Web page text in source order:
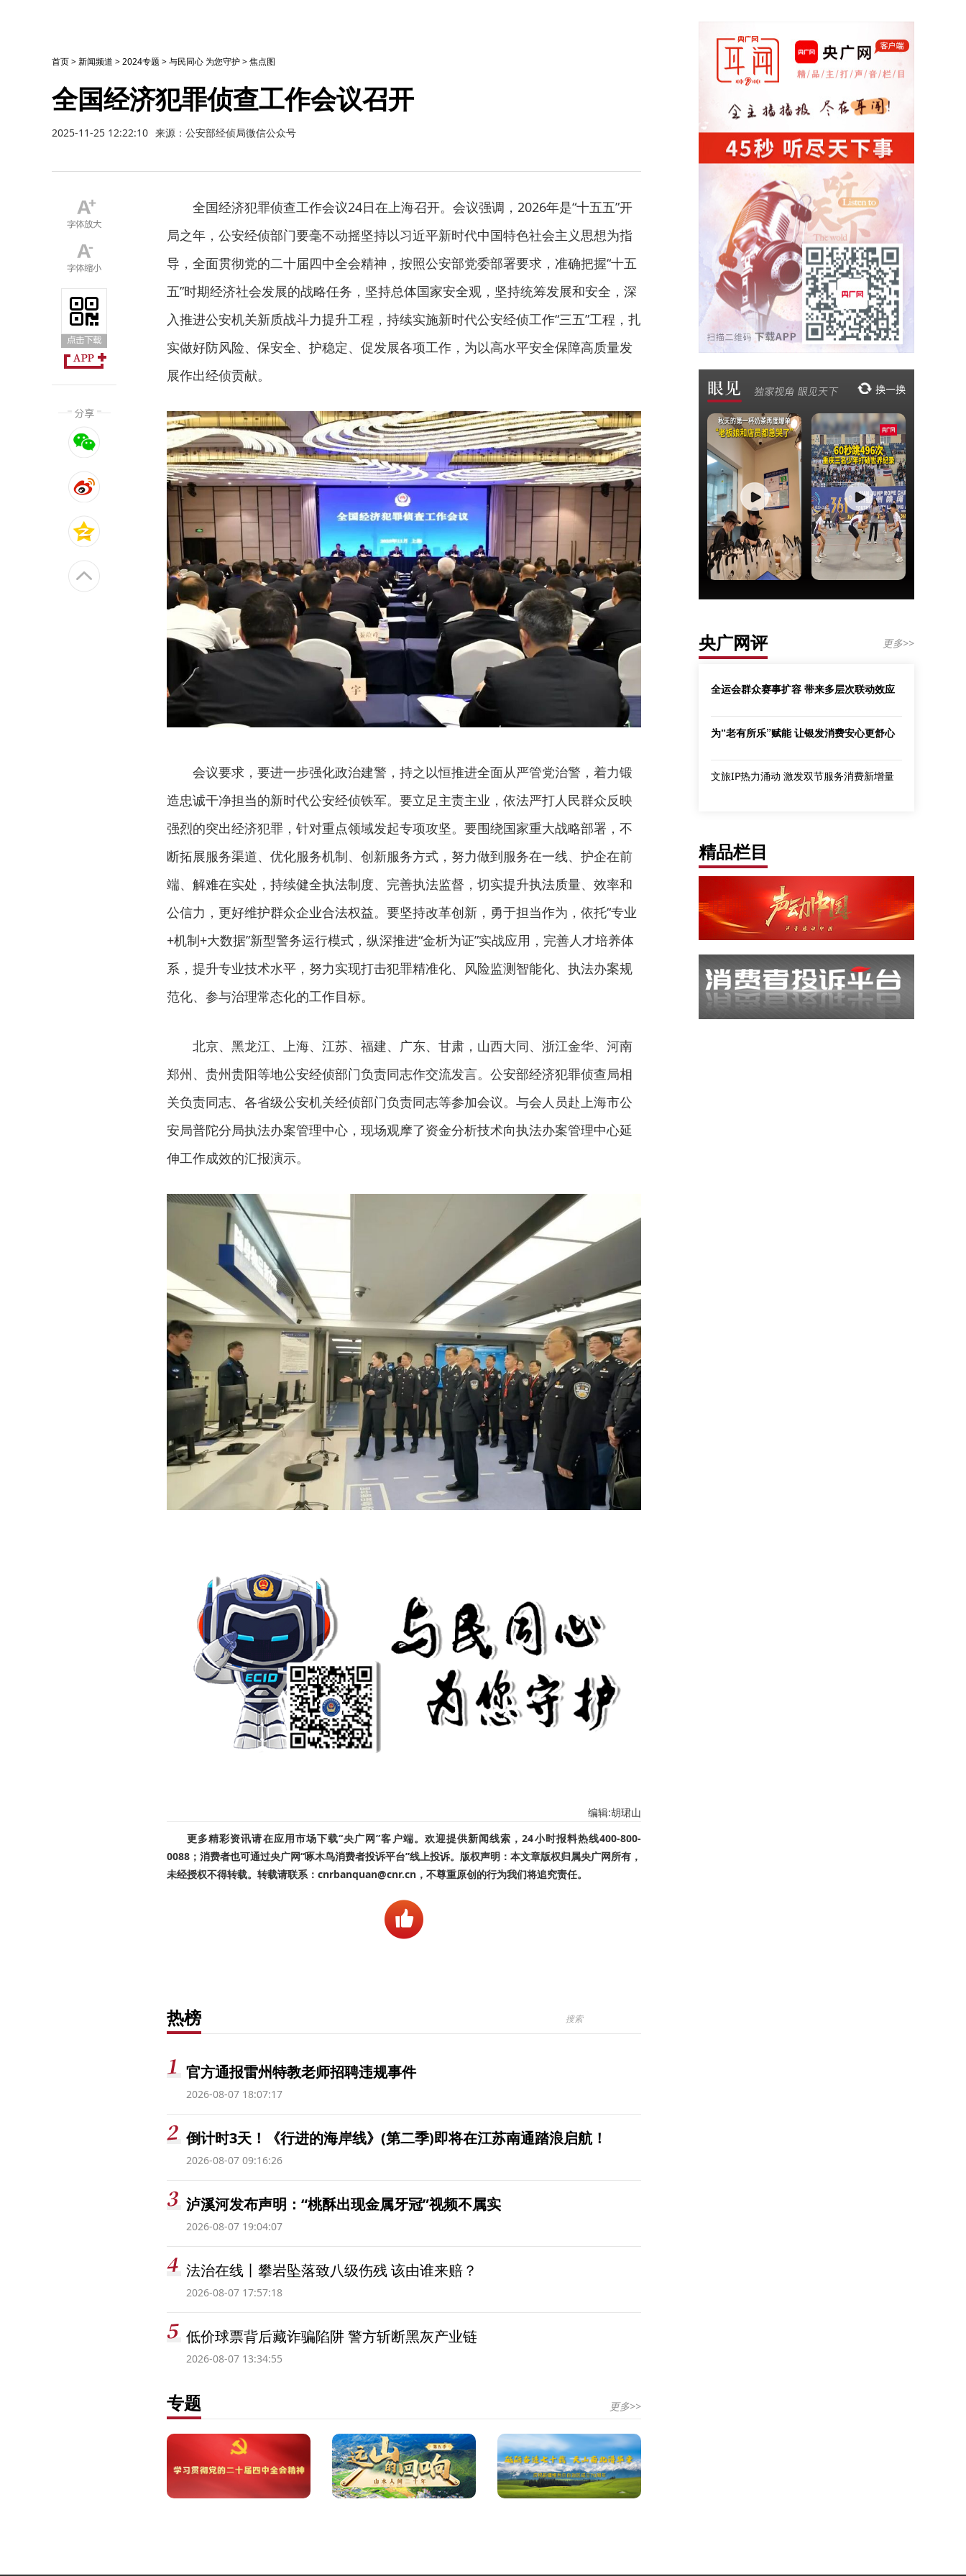
首页>新闻频道 >2024专题 >与民同心 为您守护>焦点图
全国经济犯罪侦查工作会议召开
2025-11-25 12:22:10 来源：公安部经侦局微信公众号
全国经济犯罪侦查工作会议24日在上海召开。会议强调，2026年是“十五五”开
局之年，公安经侦部门要毫不动摇坚持以习近平新时代中国特色社会主义思想为指
导，全面贯彻党的二十届四中全会精神，按照公安部党委部署要求，准确把握“十五
五”时期经济社会发展的战略任务，坚持总体国家安全观，坚持统筹发展和安全，深
入推进公安机关新质战斗力提升工程，持续实施新时代公安经侦工作“三五”工程，扎
实做好防风险、保安全、护稳定、促发展各项工作，为以高水平安全保障高质量发
展作出经侦贡献。
会议要求，要进一步强化政治建警，持之以恒推进全面从严管党治警，着力锻
造忠诚干净担当的新时代公安经侦铁军。要立足主责主业，依法严打人民群众反映
强烈的突出经济犯罪，针对重点领域发起专项攻坚。要围绕国家重大战略部署，不
断拓展服务渠道、优化服务机制、创新服务方式，努力做到服务在一线、护企在前
端、解难在实处，持续健全执法制度、完善执法监督，切实提升执法质量、效率和
公信力，更好维护群众企业合法权益。要坚持改革创新，勇于担当作为，依托“专业
+机制+大数据”新型警务运行模式，纵深推进“金析为证”实战应用，完善人才培养体
系，提升专业技术水平，努力实现打击犯罪精准化、风险监测智能化、执法办案规
范化、参与治理常态化的工作目标。
北京、黑龙江、上海、江苏、福建、广东、甘肃，山西大同、浙江金华、河南
郑州、贵州贵阳等地公安经侦部门负责同志作交流发言。公安部经济犯罪侦查局相
关负责同志、各省级公安机关经侦部门负责同志等参加会议。与会人员赴上海市公
安局普陀分局执法办案管理中心，现场观摩了资金分析技术向执法办案管理中心延
伸工作成效的汇报演示。
编辑:胡珺山
更多精彩资讯请在应用市场下载“央广网”客户端。欢迎提供新闻线索，24小时报料热线400-800-
0088；消费者也可通过央广网“啄木鸟消费者投诉平台”线上投诉。版权声明：本文章版权归属央广网所有，
未经授权不得转载。转载请联系：cnrbanquan@cnr.cn，不尊重原创的行为我们将追究责任。
热榜
官方通报雷州特教老师招聘违规事件
2026-08-07 18:07:17
倒计时3天！《行进的海岸线》(第二季)即将在江苏南通踏浪启航！
2026-08-07 09:16:26
泸溪河发布声明：“桃酥出现金属牙冠”视频不属实
2026-08-07 19:04:07
法治在线丨攀岩坠落致八级伤残 该由谁来赔？
2026-08-07 17:57:18
低价球票背后藏诈骗陷阱 警方斩断黑灰产业链
2026-08-07 13:34:55
专题 更多>>
央广网评 更多>>
全运会群众赛事扩容 带来多层次联动效应
为“老有所乐”赋能 让银发消费安心更舒心
文旅IP热力涌动 激发双节服务消费新增量
精品栏目